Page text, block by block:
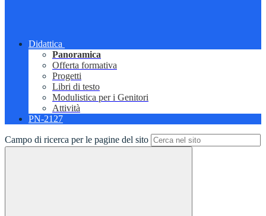
Didattica
Panoramica
Offerta formativa
Progetti
Libri di testo
Modulistica per i Genitori
Attività
PN-2127
Campo di ricerca per le pagine del sito